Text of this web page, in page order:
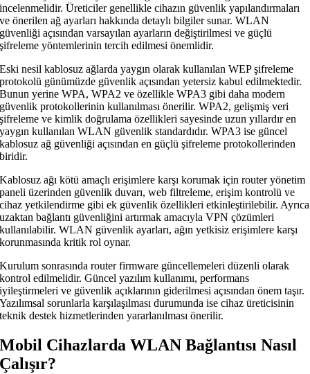
incelenmelidir. Üreticiler genellikle cihazın güvenlik yapılandırmaları
ve önerilen ağ ayarları hakkında detaylı bilgiler sunar. WLAN
güvenliği açısından varsayılan ayarların değiştirilmesi ve güçlü
şifreleme yöntemlerinin tercih edilmesi önemlidir.
Eski nesil kablosuz ağlarda yaygın olarak kullanılan WEP şifreleme
protokolü günümüzde güvenlik açısından yetersiz kabul edilmektedir.
Bunun yerine WPA, WPA2 ve özellikle WPA3 gibi daha modern
güvenlik protokollerinin kullanılması önerilir. WPA2, gelişmiş veri
şifreleme ve kimlik doğrulama özellikleri sayesinde uzun yıllardır en
yaygın kullanılan WLAN güvenlik standardıdır. WPA3 ise güncel
kablosuz ağ güvenliği açısından en güçlü şifreleme protokollerinden
biridir.
Kablosuz ağı kötü amaçlı erişimlere karşı korumak için router yönetim
paneli üzerinden güvenlik duvarı, web filtreleme, erişim kontrolü ve
cihaz yetkilendirme gibi ek güvenlik özellikleri etkinleştirilebilir. Ayrıca
uzaktan bağlantı güvenliğini artırmak amacıyla VPN çözümleri
kullanılabilir. WLAN güvenlik ayarları, ağın yetkisiz erişimlere karşı
korunmasında kritik rol oynar.
Kurulum sonrasında router firmware güncellemeleri düzenli olarak
kontrol edilmelidir. Güncel yazılım kullanımı, performans
iyileştirmeleri ve güvenlik açıklarının giderilmesi açısından önem taşır.
Yazılımsal sorunlarla karşılaşılması durumunda ise cihaz üreticisinin
teknik destek hizmetlerinden yararlanılması önerilir.
Mobil Cihazlarda WLAN Bağlantısı Nasıl
Çalışır?